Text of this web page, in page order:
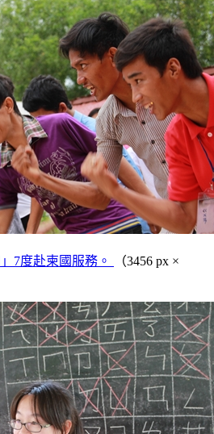
7度赴柬國服務。
（3456 px ×